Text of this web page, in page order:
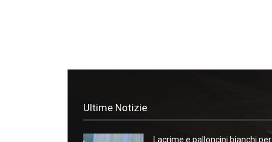
Ultime Notizie
Lacrime e palloncini bianchi per